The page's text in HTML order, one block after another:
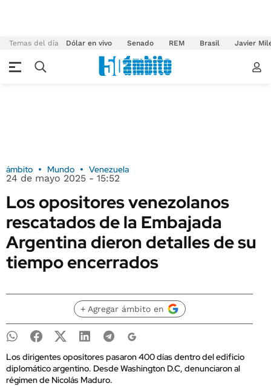
Temas del día Dólar en vivo Senado REM Brasil Javier
ámbito Mundo Venezuela
24 de mayo 2025 - 15:52
Los opositores venezolanos
rescatados de la Embajada
Argentina dieron detalles de su
tiempo encerrados
+ Agregar ámbito en
Los dirigentes opositores pasaron 400 días dentro del edificio
diplomático argentino. Desde Washington D.C, denunciaron al
régimen de Nicolás Maduro.